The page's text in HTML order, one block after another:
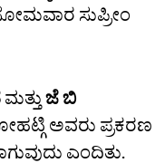
ಸುಪ್ರೀಂ
ಮತ್ತು ಜೆ ಬಿ
ಅವರು ಪ್ರಕರಣ
ಎಂದಿತು.